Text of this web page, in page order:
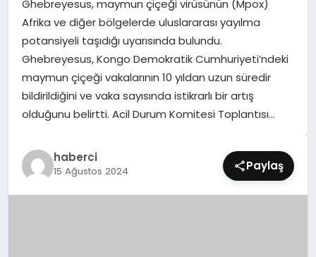
SPOR
TEKNOLOJI
YAŞAM
Ghebreyesus, maymun çiçeği virüsünün (Mpox)
Afrika ve diğer bölgelerde uluslararası yayılma
potansiyeli taşıdığı uyarısında bulundu.
Ghebreyesus, Kongo Demokratik Cumhuriyeti’ndeki
maymun çiçeği vakalarının 10 yıldan uzun süredir
bildirildiğini ve vaka sayısında istikrarlı bir artış
olduğunu belirtti. Acil Durum Komitesi Toplantısı…
haberci
15 Ağustos 2024 Paylaş